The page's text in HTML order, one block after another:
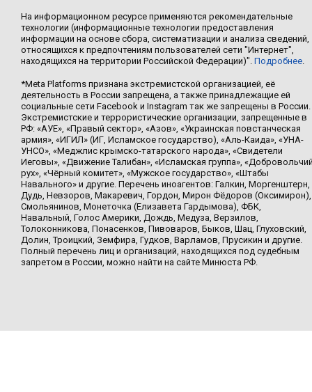
На информационном ресурсе применяются рекомендательные
технологии (информационные технологии предоставления
информации на основе сбора, систематизации и анализа сведений,
относящихся к предпочтениям пользователей сети "Интернет",
находящихся на территории Российской Федерации)". Подробнее
*Meta Platforms признана экстремистской организацией, её
деятельность в России запрещена, а также принадлежащие ей
социальные сети Facebook и Instagram так же запрещены в России.
Экстремистские и террористические организации, запрещенные в
РФ: «АУЕ», «Правый сектор», «Азов», «Украинская повстанческая
армия», «ИГИЛ» (ИГ, Исламское государство), «Аль-Каида», «УНА-
УНСО», «Меджлис крымско-татарского народа», «Свидетели
Иеговы», «Движение Талибан», «Исламская группа»,
рух», «Чёрный комитет», «Мужское государство», «Штабы
Навального» и другие. Перечень иноагентов: Галкин, Моргенштерн,
Дудь, Невзоров, Макаревич, Гордон, Мирон Фёдоров (Оксимирон),
Смольянинов, Монеточка (Елизавета Гардымова), ФБК,
Навальный, Голос Америки, Дождь, Медуза, Верзилов,
Толоконникова, Понасенков, Пивоваров, Быков, Шац, Глуховский,
Долин, Троицкий, Земфира, Гудков, Варламов, Прусикин и другие.
Полный перечень лиц и организаций, находящихся под судебным
запретом в России, можно найти на сайте Минюста РФ.